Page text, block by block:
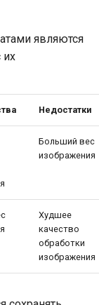
являются
их
Недостатки
Больший вес
изображения
Худшее
качество
обработки
изображения